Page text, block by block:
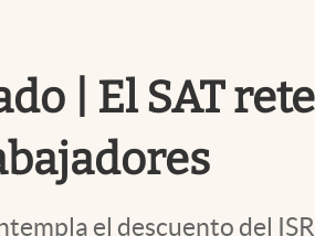
| El SAT
el descuento del